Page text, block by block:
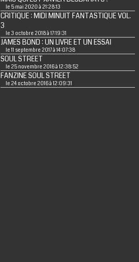
le 5 mai 2020 à 21:28:13
CRITIQUE : MIDI MINUIT FANTASTIQUE VOL.
3
le 3 octobre 2018 à 17:19:31
JAMES BOND : UN LIVRE ET UN ESSAI
le 11 septembre 2017 à 14:07:38
SOUL STREET
le 25 novembre 2016 à 12:38:52
FANZINE SOUL STREET
le 24 octobre 2016 à 12:09:31